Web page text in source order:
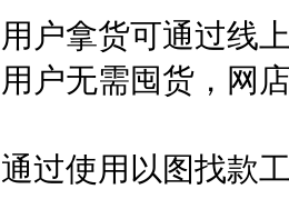
户拿货可通过线
户无需囤货，网
过使用以图找款